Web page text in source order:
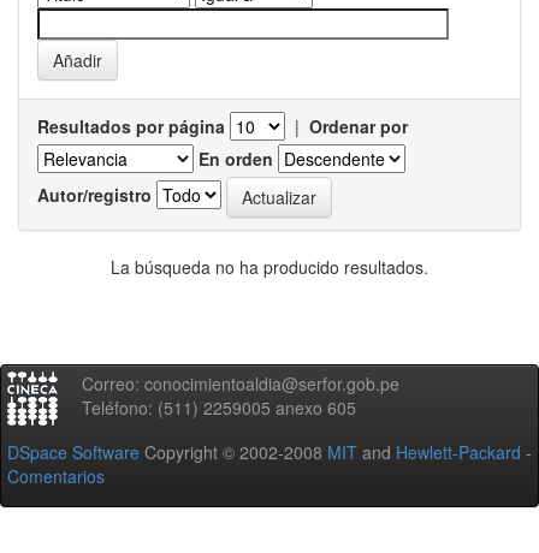
Resultados por página | Ordenar por
En orden
Autor/registro
La búsqueda no ha producido resultados.
Correo: conocimientoaldia@serfor.gob.pe
Teléfono: (511) 2259005 anexo 605
DSpace Software Copyright © 2002-2008 MIT and Hewlett-Packard -
Comentarios